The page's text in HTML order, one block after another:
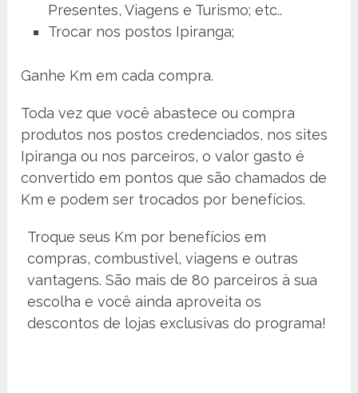
Presentes, Viagens e Turismo; etc..
Trocar nos postos Ipiranga;
Ganhe Km em cada compra.
Toda vez que você abastece ou compra
produtos nos postos credenciados, nos sites
Ipiranga ou nos parceiros, o valor gasto é
convertido em pontos que são chamados de
Km e podem ser trocados por benefícios.
Troque seus Km por benefícios em
compras, combustível, viagens e outras
vantagens. São mais de 80 parceiros à sua
escolha e você ainda aproveita os
descontos de lojas exclusivas do programa!